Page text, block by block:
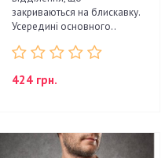
закриваються на блискавку.
Усередині основного..
424 грн.